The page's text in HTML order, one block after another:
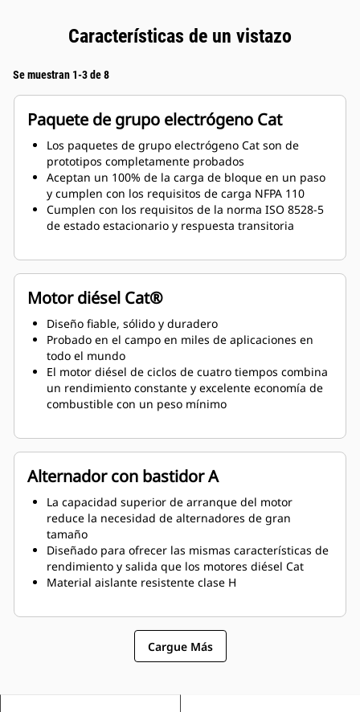
Características de un vistazo
Se muestran 1-3 de 8
Paquete de grupo electrógeno Cat
Los paquetes de grupo electrógeno Cat son de
prototipos completamente probados
Aceptan un 100% de la carga de bloque en un paso
y cumplen con los requisitos de carga NFPA 110
Cumplen con los requisitos de la norma ISO 8528-5
de estado estacionario y respuesta transitoria
Motor diésel Cat®
Diseño fiable, sólido y duradero
Probado en el campo en miles de aplicaciones en
todo el mundo
El motor diésel de ciclos de cuatro tiempos combina
un rendimiento constante y excelente economía de
combustible con un peso mínimo
Alternador con bastidor A
La capacidad superior de arranque del motor
reduce la necesidad de alternadores de gran
tamaño
Diseñado para ofrecer las mismas características de
rendimiento y salida que los motores diésel Cat
Material aislante resistente clase H
Cargue Más